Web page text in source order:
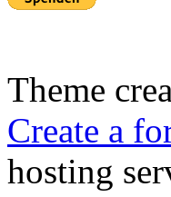
Theme
Create a
hosting